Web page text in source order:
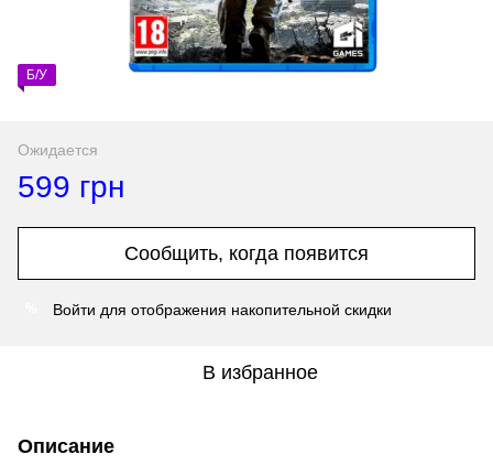
Б/У
Ожидается
599 грн
Сообщить, когда появится
Войти для отображения накопительной скидки
В избранное
Описание